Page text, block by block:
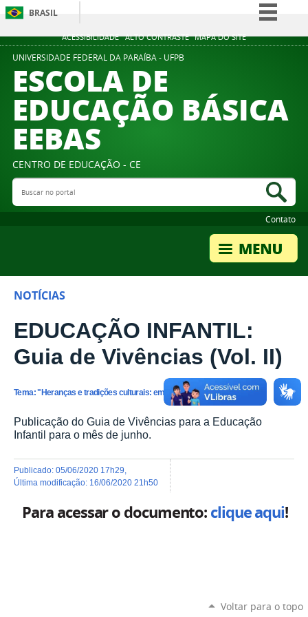
ACESSIBILIDADE ALTO CONTRASTE MAPA DO SITE
BRASIL
Simplifique!
Acesso à informação
Legislação
UNIVERSIDADE FEDERAL DA PARAÍBA - UFPB
ESCOLA DE
EDUCAÇÃO BÁSICA
EEBAS
CENTRO DE EDUCAÇÃO - CE
Buscar no portal
Contato
NOTÍCIAS
EDUCAÇÃO INFANTIL:
Guia de Vivências (Vol. II)
Tema: "Heranças e tradições culturais: em foco as festividades juninas"
Publicação do Guia de Vivências para a Educação
Infantil para o mês de junho.
publicado: 05/06/2020 17h29
última modificação: 16/06/2020 21h50
Para acessar o documento: clique aqui!
Voltar para o topo